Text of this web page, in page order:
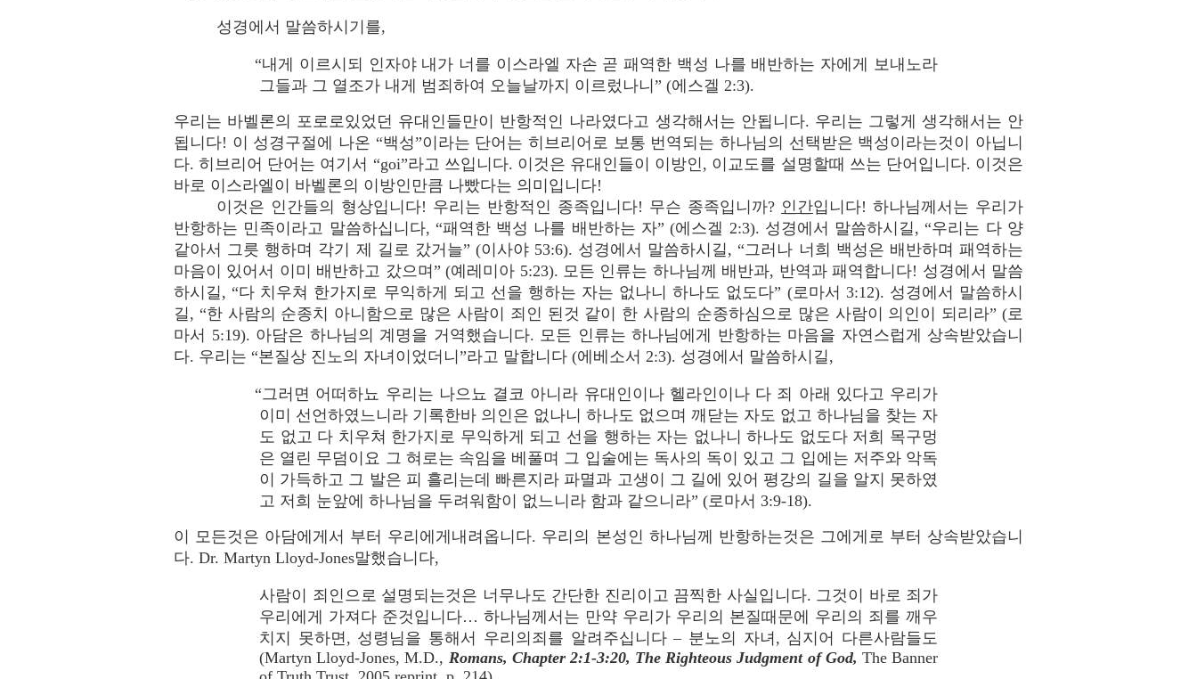
성경에서 말씀하시기를,
“내게 이르시되 인자야 내가 너를 이스라엘 자손 곧 패역한 백성 나를 배반하는 자에게 보내노라
그들과 그 열조가 내게 범죄하여 오늘날까지 이르렀나니” (에스겔 2:3).
우리는 바벨론의 포로로있었던 유대인들만이 반항적인 나라였다고 생각해서는 안됩니다. 우리는 그렇게 생각해서는 안
됩니다! 이 성경구절에 나온 “백성”이라는 단어는 히브리어로 보통 번역되는 하나님의 선택받은 백성이라는것이 아닙니
다. 히브리어 단어는 여기서 “goi”라고 쓰입니다. 이것은 유대인들이 이방인, 이교도를 설명할때 쓰는 단어입니다. 이것은
바로 이스라엘이 바벨론의 이방인만큼 나빴다는 의미입니다!
이것은 인간들의 형상입니다! 우리는 반항적인 종족입니다! 무슨 종족입니까? 인간입니다! 하나님께서는 우리가
반항하는 민족이라고 말씀하십니다, “패역한 백성 나를 배반하는 자” (에스겔 2:3). 성경에서 말씀하시길, “우리는 다 양
같아서 그릇 행하며 각기 제 길로 갔거늘” (이사야 53:6). 성경에서 말씀하시길, “그러나 너희 백성은 배반하며 패역하는
마음이 있어서 이미 배반하고 갔으며” (예레미아 5:23). 모든 인류는 하나님께 배반과, 반역과 패역합니다! 성경에서 말씀
하시길, “다 치우쳐 한가지로 무익하게 되고 선을 행하는 자는 없나니 하나도 없도다” (로마서 3:12). 성경에서 말씀하시
길, “한 사람의 순종치 아니함으로 많은 사람이 죄인 된것 같이 한 사람의 순종하심으로 많은 사람이 의인이 되리라” (로
마서 5:19). 아담은 하나님의 계명을 거역했습니다. 모든 인류는 하나님에게 반항하는 마음을 자연스럽게 상속받았습니
다. 우리는 “본질상 진노의 자녀이었더니”라고 말합니다 (에베소서 2:3). 성경에서 말씀하시길,
“그러면 어떠하뇨 우리는 나으뇨 결코 아니라 유대인이나 헬라인이나 다 죄 아래 있다고 우리가
이미 선언하였느니라 기록한바 의인은 없나니 하나도 없으며 깨닫는 자도 없고 하나님을 찾는 자
도 없고 다 치우쳐 한가지로 무익하게 되고 선을 행하는 자는 없나니 하나도 없도다 저희 목구멍
은 열린 무덤이요 그 혀로는 속임을 베풀며 그 입술에는 독사의 독이 있고 그 입에는 저주와 악독
이 가득하고 그 발은 피 흘리는데 빠른지라 파멸과 고생이 그 길에 있어 평강의 길을 알지 못하였
고 저희 눈앞에 하나님을 두려워함이 없느니라 함과 같으니라” (로마서 3:9-18).
이 모든것은 아담에게서 부터 우리에게내려옵니다. 우리의 본성인 하나님께 반항하는것은 그에게로 부터 상속받았습니
다. Dr. Martyn Lloyd-Jones말했습니다,
사람이 죄인으로 설명되는것은 너무나도 간단한 진리이고 끔찍한 사실입니다. 그것이 바로 죄가
우리에게 가져다 준것입니다… 하나님께서는 만약 우리가 우리의 본질때문에 우리의 죄를 깨우
치지 못하면, 성령님을 통해서 우리의죄를 알려주십니다 – 분노의 자녀, 심지어 다른사람들도
(Martyn Lloyd-Jones, M.D., Romans, Chapter 2:1-3:20, The Righteous Judgment of God, The Banner